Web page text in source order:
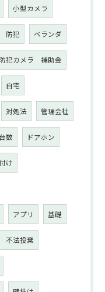
小型カメラ
防犯 ベランダ
防犯カメラ 補助金
自宅
対処法 管理会社
数 ドアホン
け
アプリ 基礎
不法投棄